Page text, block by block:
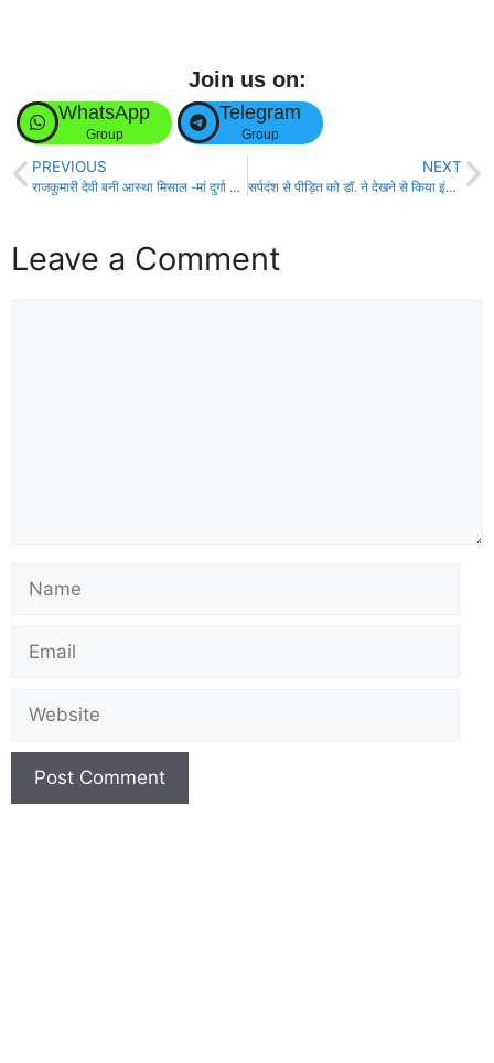
Join us on:
WhatsApp
Group
Telegram
Group
PREVIOUS
राजकुमारी देवी बनी आस्था मिसाल -मां दुर्गा के सपने के बाद मंदिर निर्माण के लिए दान दिए 11 लाख!
NEXT
सर्पदंश से पीड़ित को डॉ. ने देखने से किया इंकार, परिजनों का हंगामा!
Leave a Comment